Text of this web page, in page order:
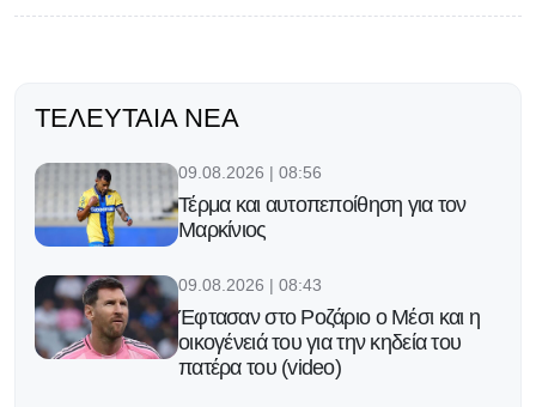
ΤΕΛΕΥΤΑΊΑ ΝΈΑ
09.08.2026 | 08:56
Τέρμα και αυτοπεποίθηση για τον
Μαρκίνιος
09.08.2026 | 08:43
Έφτασαν στο Ροζάριο ο Μέσι και η
οικογένειά του για την κηδεία του
πατέρα του (video)